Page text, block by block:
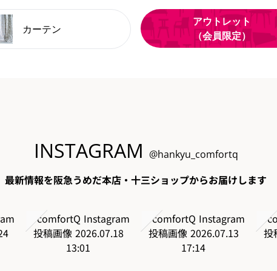
カーテン
アウトレット
（会員限定）
INSTAGRAM @hankyu_comfortq
最新情報を阪急うめだ本店・十三ショップからお届けします